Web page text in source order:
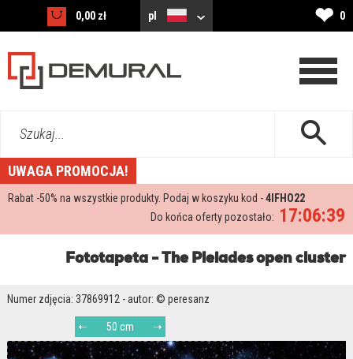
0,00 zł pl ❤ 0
Szukaj...
UWAGA PROMOCJA!
Rabat -50% na wszystkie produkty. Podaj w koszyku kod -4IFHO22
17:06:37
Do końca oferty pozostało:
Fototapeta - The Pleiades open cluster
Numer zdjęcia: 37869912 - autor: © peresanz
50 cm